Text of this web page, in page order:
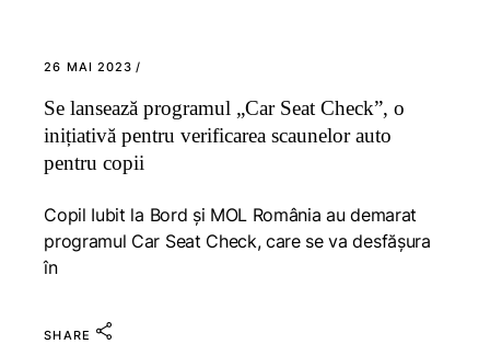
26 MAI 2023
Se lansează programul „Car Seat Check”, o
inițiativă pentru verificarea scaunelor auto
pentru copii
Copil Iubit la Bord și MOL România au demarat
programul Car Seat Check, care se va desfășura
în
SHARE